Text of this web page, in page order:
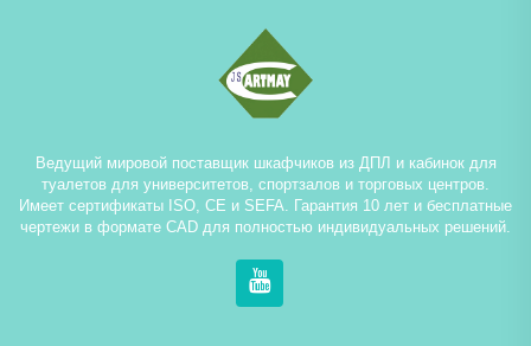
Ведущий мировой поставщик шкафчиков из ДПЛ и кабинок для
туалетов для университетов, спортзалов и торговых центров.
Имеет сертификаты ISO, CE и SEFA. Гарантия 10 лет и бесплатные
чертежи в формате CAD для полностью индивидуальных решений.